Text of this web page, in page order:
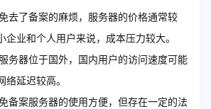
去了备案的麻烦，服务器的价格通常较
企业和个人用户来说，成本压力较大。
务器位于国外，国内用户的访问速度可能
延迟较高。
备案服务器的使用方便，但存在一定的法